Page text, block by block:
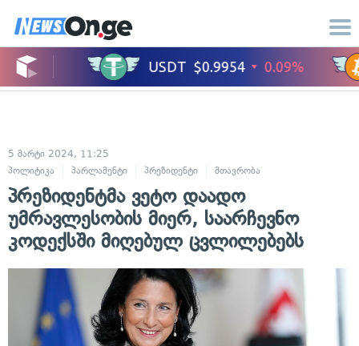
5 მარტი 2024, 11:25
პოლიტიკა
პარლამენტი პრეზიდენტი მთავრობა
პრეზიდენტმა ვეტო დაადო
უმრავლესობის მიერ, საარჩევნო
კოდექსში მიღებულ ცვლილებებს